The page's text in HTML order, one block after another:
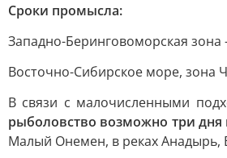
Сроки промысла:
Западно-Беринговоморская
Восточно-Сибирское море, зона
В связи с малочисленными
рыболовство возможно три дня
Малый Онемен, в реках Анадырь,